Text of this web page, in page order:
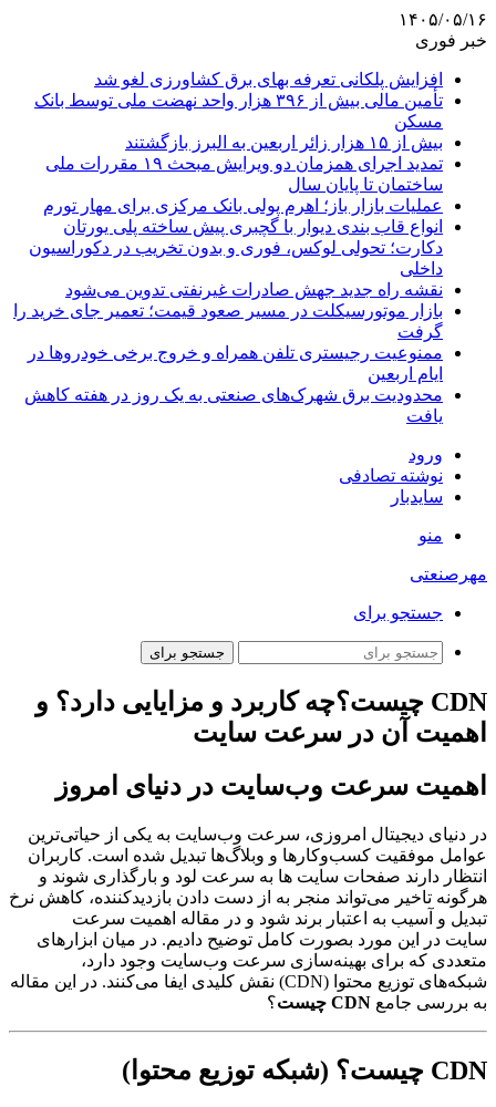
۱۴۰۵/۰۵/۱۶
خبر فوری
افزایش پلکانی تعرفه بهای برق کشاورزی لغو شد
تأمین مالی بیش از ۳۹۶ هزار واحد نهضت ملی توسط بانک
مسکن
بیش از ۱۵ هزار زائر اربعین به البرز بازگشتند
تمدید اجرای همزمان دو ویرایش مبحث ۱۹ مقررات ملی
ساختمان تا پایان سال
عملیات بازار باز؛ اهرم پولی بانک مرکزی برای مهار تورم
انواع قاب بندی دیوار با گچبری پیش ساخته پلی یورتان
دکارت؛ تحولی لوکس، فوری و بدون تخریب در دکوراسیون
داخلی
نقشه راه جدید جهش صادرات غیرنفتی تدوین می‌شود
بازار موتورسیکلت در مسیر صعود قیمت؛ تعمیر جای خرید را
گرفت
ممنوعیت رجیستری تلفن همراه و خروج برخی خودروها در
ایام اربعین
محدودیت برق شهرک‌های صنعتی به یک روز در هفته کاهش
یافت
ورود
نوشته تصادفی
سایدبار
منو
مهرصنعتی
جستجو برای
جستجو برای
CDN چیست؟چه کاربرد و مزایایی دارد؟ و
اهمیت آن در سرعت سایت
اهمیت سرعت وب‌سایت در دنیای امروز
در دنیای دیجیتال امروزی، سرعت وب‌سایت به یکی از حیاتی‌ترین
عوامل موفقیت کسب‌وکارها و وبلاگ‌ها تبدیل شده است. کاربران
انتظار دارند صفحات سایت ها به سرعت لود و بارگذاری شوند و
هرگونه تاخیر می‌تواند منجر به از دست دادن بازدیدکننده، کاهش نرخ
تبدیل و آسیب به اعتبار برند شود و در مقاله اهمیت سرعت
سایت در این مورد بصورت کامل توضیح دادیم. در میان ابزارهای
متعددی که برای بهینه‌سازی سرعت وب‌سایت وجود دارد،
شبکه‌های توزیع محتوا (CDN) نقش کلیدی ایفا می‌کنند. در این مقاله
به بررسی جامع CDN چیست ؟
CDN چیست؟ (شبکه توزیع محتوا)